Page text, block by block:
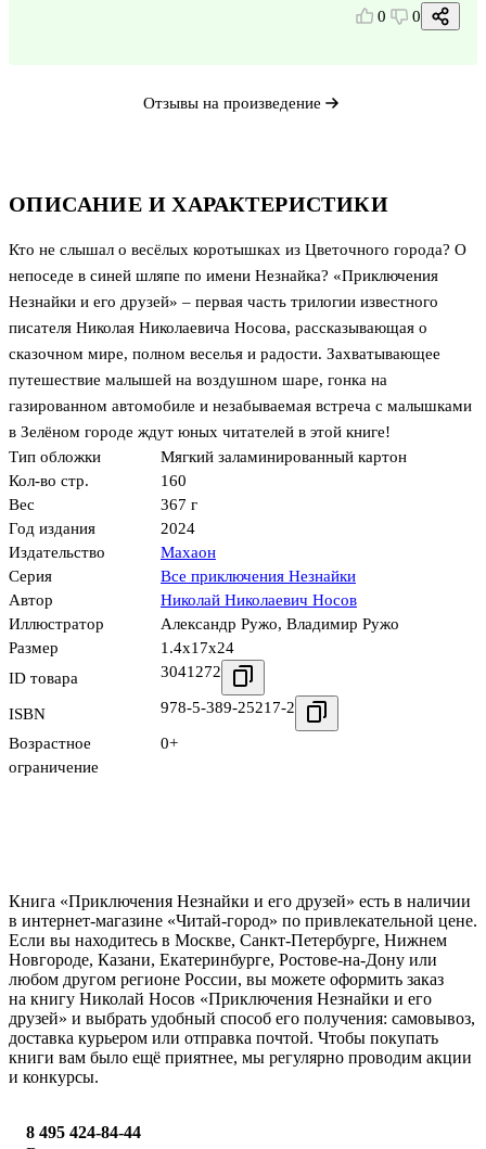
ОПИСАНИЕ И ХАРАКТЕРИСТИКИ
Кто не слышал о весёлых коротышках из Цветочного города? О
непоседе в синей шляпе по имени Незнайка? «Приключения
Незнайки и его друзей» – первая часть трилогии известного
писателя Николая Николаевича Носова, рассказывающая о
сказочном мире, полном веселья и радости. Захватывающее
путешествие малышей на воздушном шаре, гонка на
газированном автомобиле и незабываемая встреча с малышками
в Зелёном городе ждут юных читателей в этой книге!
Тип обложки
Мягкий заламинированный картон
Кол-во стр.
160
Вес
367 г
Год издания
2024
Издательство
Махаон
Серия
Все приключения Незнайки
Автор
Николай Николаевич Носов
Иллюстратор
Александр Ружо, Владимир Ружо
Размер
1.4x17x24
ID товара
3041272
ISBN 978-5-389-25217-2
Возрастное
ограничение
0+
0 0
Отзывы на произведение
Книга «Приключения Незнайки и его друзей» есть в наличии
в интернет-магазине «Читай-город» по привлекательной цене.
Если вы находитесь в Москве, Санкт-Петербурге, Нижнем
Новгороде, Казани, Екатеринбурге, Ростове-на-Дону или
любом другом регионе России, вы можете оформить заказ
на книгу Николай Носов «Приключения Незнайки и его
друзей» и выбрать удобный способ его получения: самовывоз,
доставка курьером или отправка почтой. Чтобы покупать
книги вам было ещё приятнее, мы регулярно проводим акции
и конкурсы.
8 495 424-84-44